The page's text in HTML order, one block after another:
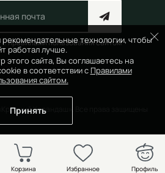
технологии, чтобы
работал лучше.
этого сайта, Вы соглашаетесь на
в соответствии с Правилами
сайтом.
Принять
справилами пользования сайтом
Карандаш». Все права защищены
Избранное Профиль
Корзина